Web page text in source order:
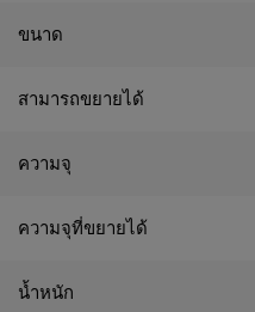
• สายคาดสัมภาระ และแผง
• ช่องกระเป๋าพร้อมซิปรูด เ
ขนาด
สามารถขยายได้
ความจุ
ความจุที่ขยายได้
น้ำหนัก